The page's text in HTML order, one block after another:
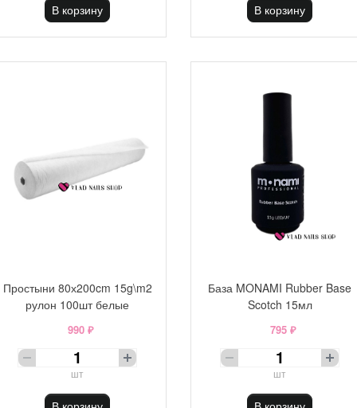
В корзину В корзину
Простыни 80х200cm 15g\m2
рулон 100шт белые
990 ₽
шт
База MONAMI Rubber Base
Scotch 15мл
795 ₽
шт